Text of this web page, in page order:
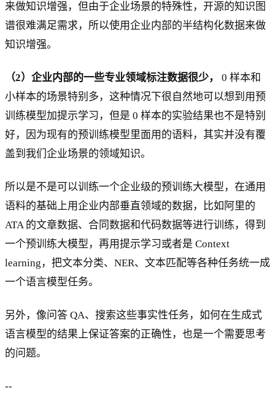
来做知识增强，但由于企业场景的特殊性，开源的知识图
谱很难满足需求，所以使用企业内部的半结构化数据来做
知识增强。
（2）企业内部的一些专业领域标注数据很少，
0 样本和
小样本的场景特别多，这种情况下很自然地可以想到用预
训练模型加提示学习，但是 0 样本的实验结果也不是特别
好，因为现有的预训练模型里面用的语料，其实并没有覆
盖到我们企业场景的领域知识。
所以是不是可以训练一个企业级的预训练大模型，在通用
语料的基础上用企业内部垂直领域的数据，比如阿里的
ATA 的文章数据、合同数据和代码数据等进行训练，得到
一个预训练大模型，再用提示学习或者是 Context
learning，把文本分类、NER、文本匹配等各种任务统一成
一个语言模型任务。
另外，像问答 QA、搜索这些事实性任务，如何在生成式
语言模型的结果上保证答案的正确性，也是一个需要思考
的问题。
--